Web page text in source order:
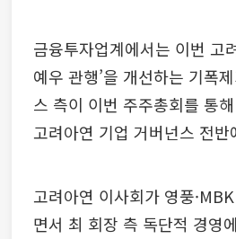
금융투자업계에서는 이번 고
예우 관행’을 개선하는 기폭
스 측이 이번 주주총회를 통
고려아연 기업 거버넌스 전
고려아연 이사회가 영풍
면서 최 회장 측 독단적 경영